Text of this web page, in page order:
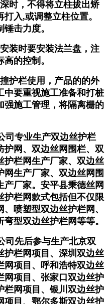
时，不得将立柱拔出矫
入,或调整立柱位置。
击力度。
装时要安装法兰盘，注
的控制。
护栏使用，产品的的外
中要重视施工准备和打桩
强施工管理，将隔离栅的
专业生产双边丝护栏
护网、双边丝网围栏、双
护栏网生产厂家、双边丝
网生产厂家、双边丝网围
厂家。安平县秉德丝网
护栏网款式包括但不仅限
喷塑型双边丝护栏网、
型双边丝护栏网等等。
先后参与生产北京双
护栏网项目、深圳双边丝
网项目、呼和浩特双边丝
网项目、张家口双边丝护
栏网项目、银川双边丝护
项目、鄂尔多斯双边丝护